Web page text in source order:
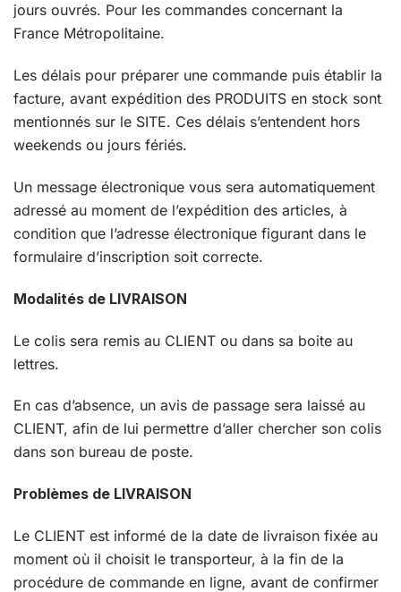
jours ouvrés. Pour les commandes concernant la
France Métropolitaine.
Les délais pour préparer une commande puis établir la
facture, avant expédition des PRODUITS en stock sont
mentionnés sur le SITE. Ces délais s’entendent hors
weekends ou jours fériés.
Un message électronique vous sera automatiquement
adressé au moment de l’expédition des articles, à
condition que l’adresse électronique figurant dans le
formulaire d’inscription soit correcte.
Modalités de LIVRAISON
Le colis sera remis au CLIENT ou dans sa boite au
lettres.
En cas d’absence, un avis de passage sera laissé au
CLIENT, afin de lui permettre d’aller chercher son colis
dans son bureau de poste.
Problèmes de LIVRAISON
Le CLIENT est informé de la date de livraison fixée au
moment où il choisit le transporteur, à la fin de la
procédure de commande en ligne, avant de confirmer